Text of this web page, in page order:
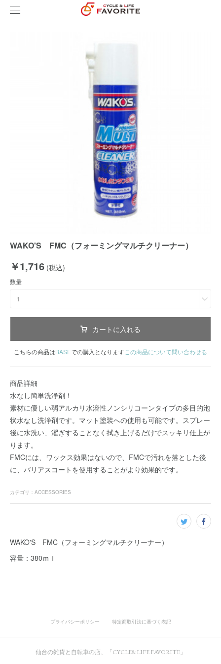
WAKO'S FMC（フォーミングマルチクリーナー）
￥1,716 (税込)
数量
1
カートに入れる
こちらの商品はBASEでの購入となりますこの商品について問い合わせる
商品詳細
水なし簡単洗浄剤！
素材に優しい弱アルカリ水溶性ノンシリコーンタイプの多目的泡
状水なし洗浄剤です。マット塗装への使用も可能です。スプレー
後に水洗い、濯ぎすることなく拭き上げるだけでスッキリ仕上が
ります。
FMCには、ワックス効果はないので、FMCで汚れを落とした後
に、バリアスコートを使用することがより効果的です。
カテゴリ ： ACCESSORIES
WAKO'S FMC（フォーミングマルチクリーナー）
容量：380ｍｌ
プライバシーポリシー 特定商取引法に基づく表記
仙台の雑貨と自転車の店、「CYCLE&LIFE FAVORITE」